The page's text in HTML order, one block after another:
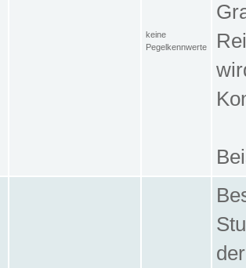
keine
Pegelkennwerte